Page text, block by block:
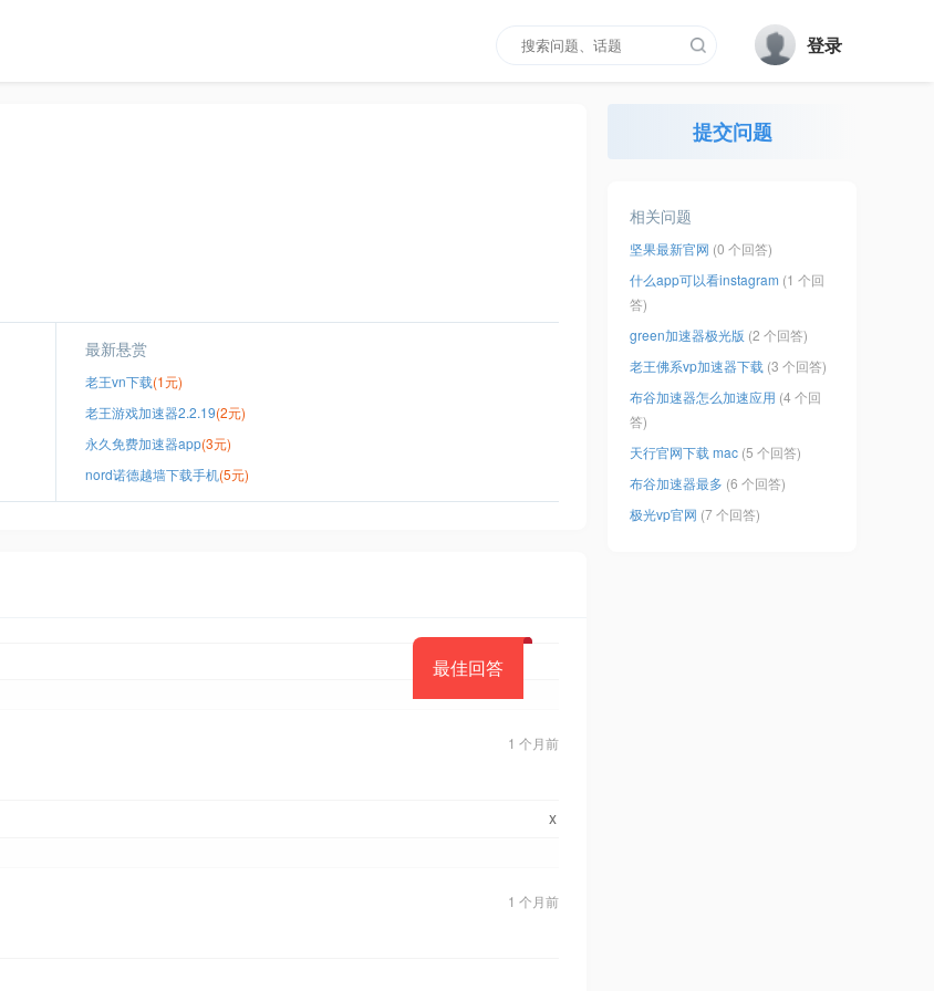
登录
最新悬赏
老王vn下载(1元)
老王游戏加速器2.2.19(2元)
永久免费加速器app(3元)
nord诺德越墙下载手机(5元)
最佳回答
1 个月前
x
1 个月前
提交问题
相关问题
坚果最新官网 (0 个回答)
什么app可以看instagram (1 个回
答)
green加速器极光版 (2 个回答)
老王佛系vp加速器下载 (3 个回答)
布谷加速器怎么加速应用 (4 个回
答)
天行官网下载 mac (5 个回答)
布谷加速器最多 (6 个回答)
极光vp官网 (7 个回答)